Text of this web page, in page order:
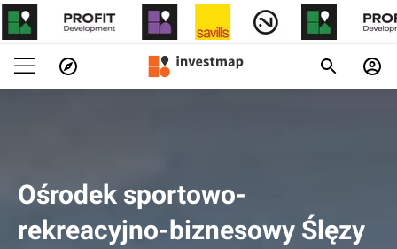
Ośrodek sportowo-
rekreacyjno-biznesowy Ślęzy